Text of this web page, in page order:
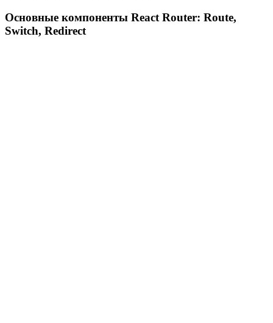
Основные компоненты React Router: Route,
Switch, Redirect